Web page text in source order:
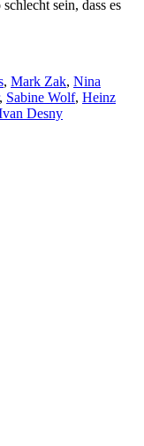
sein, dass es
, Mark Zak, Nina
, Sabine Wolf, Heinz
Desny